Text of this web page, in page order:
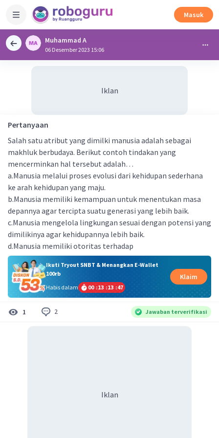
Masuk
Muhammad A
06 Desember 2023 15:06
Iklan
Pertanyaan
Salah satu atribut yang dimilki manusia adalah sebagai
makhluk berbudaya. Berikut contoh tindakan yang
mencerminkan hal tersebut adalah…
a.Manusia melalui proses evolusi dari kehidupan sederhana
ke arah kehidupan yang maju.
b.Manusia memiliki kemampuan untuk menentukan masa
depannya agar tercipta suatu generasi yang lebih baik.
c.Manusia mengelola lingkungan sesuai dengan potensi yang
dimilikinya agar kehidupannya lebih baik.
d.Manusia memiliki otoritas terhadap
Ikuti Tryout SNBT & Menangkan E-Wallet
100rb
Habis dalam
00 :13 :13 :47
Klaim
1 2 Jawaban terverifikasi
Iklan